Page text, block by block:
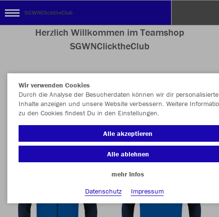
SGWNClicktheClub
Herzlich Willkommen im Teamshop
SGWNClicktheClub
Nachhaltig Farbe
Wir verwenden Cookies
Durch die Analyse der Besucherdaten können wir dir personalisierte
Inhalte anzeigen und unsere Website verbessern. Weitere
zu den Cookies findest Du in den Einstellungen.
Alle akzeptieren
Alle ablehnen
mehr Infos
Datenschutz
Impressum